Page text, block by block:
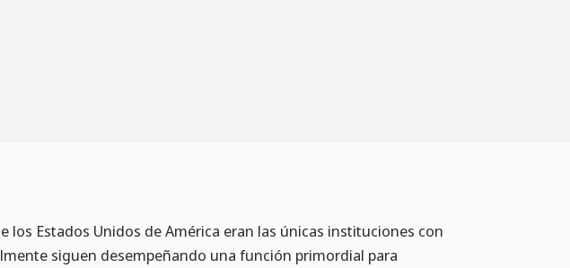
los Estados Unidos de América eran las únicas instituciones con
siguen desempeñando una función primordial para